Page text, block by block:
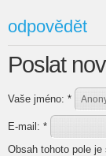
odpovědět
Poslat
Vaše jméno: *
E-mail: *
Obsah tohoto pole je